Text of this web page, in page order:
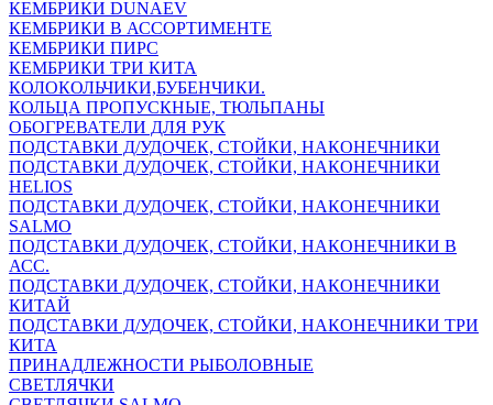
КЕМБРИКИ DUNAEV
КЕМБРИКИ В АССОРТИМЕНТЕ
КЕМБРИКИ ПИРС
КЕМБРИКИ ТРИ КИТА
КОЛОКОЛЬЧИКИ,БУБЕНЧИКИ.
КОЛЬЦА ПРОПУСКНЫЕ, ТЮЛЬПАНЫ
ОБОГРЕВАТЕЛИ ДЛЯ РУК
ПОДСТАВКИ Д/УДОЧЕК, СТОЙКИ, НАКОНЕЧНИКИ
ПОДСТАВКИ Д/УДОЧЕК, СТОЙКИ, НАКОНЕЧНИКИ
HELIOS
ПОДСТАВКИ Д/УДОЧЕК, СТОЙКИ, НАКОНЕЧНИКИ
SALMO
ПОДСТАВКИ Д/УДОЧЕК, СТОЙКИ, НАКОНЕЧНИКИ В
АСС.
ПОДСТАВКИ Д/УДОЧЕК, СТОЙКИ, НАКОНЕЧНИКИ
КИТАЙ
ПОДСТАВКИ Д/УДОЧЕК, СТОЙКИ, НАКОНЕЧНИКИ ТРИ
КИТА
ПРИНАДЛЕЖНОСТИ РЫБОЛОВНЫЕ
СВЕТЛЯЧКИ